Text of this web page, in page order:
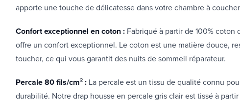
apporte une touche de délicatesse dans votre chambre à
Confort exceptionnel en coton : Fabriqué à partir de 100% coton
offre un confort exceptionnel. Le coton est une matière douce,
toucher, ce qui vous garantit des nuits de sommeil réparateur.
Percale 80 fils/cm² : La percale est un tissu de qualité connu
durabilité. Notre drap housse en percale gris clair est tissé à